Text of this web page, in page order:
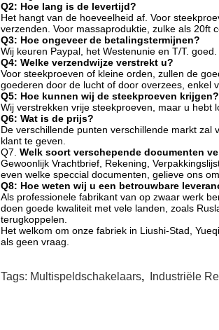
Q2: Hoe lang is de levertijd?
Het hangt van de hoeveelheid af. Voor
verzenden. Voor massaproduktie, zulke als 20ft
Q3: Hoe ongeveer de betalingstermijnen?
Wij keuren Paypal, het Westenunie en T/T. goed.
Q4: Welke verzendwijze verstrekt u?
Voor steekproeven of kleine orden, zullen de
goederen door de lucht of door overzees, enkel
Q5: Hoe kunnen wij de steekproeven
Wij verstrekken vrije steekproeven, maar u hebt
Q6: Wat is de prijs?
De verschillende punten verschillende markt
klant te geven.
Q7. Welk soort verschepende documenten
Gewoonlijk Vrachtbrief, Rekening,
even welke speccial documenten, gelieve ons
Q8: Hoe weten wij u een betrouwbare
Als professionele fabrikant van op zwaar werk
doen goede kwaliteit met vele landen, zoals
terugkoppelen.
Het welkom om onze fabriek in Liushi-Stad,
als geen vraag.
Tags: Multispeldschakelaars, Industriële